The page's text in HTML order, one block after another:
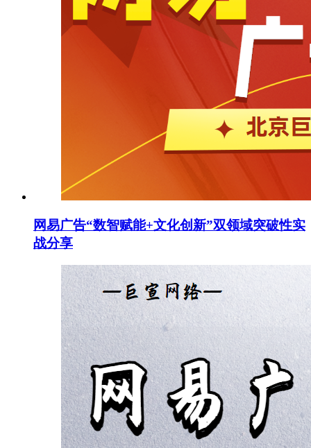
网易广告“数智赋能+文化创新”双领域突破性实
战分享